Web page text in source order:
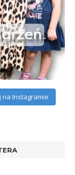
na Instagramie